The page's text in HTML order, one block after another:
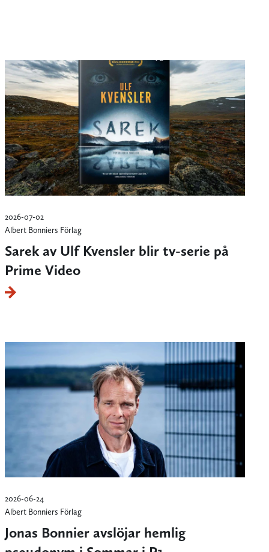
2026-07-02
Albert Bonniers Förlag
Sarek av Ulf Kvensler blir tv-serie på
Prime Video
2026-06-24
Albert Bonniers Förlag
Jonas Bonnier avslöjar hemlig